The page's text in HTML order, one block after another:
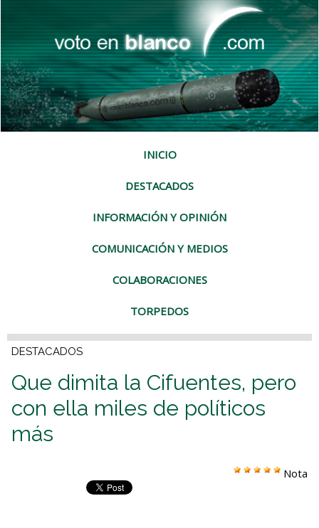
INICIO
DESTACADOS
INFORMACIÓN Y OPINIÓN
COMUNICACIÓN Y MEDIOS
COLABORACIONES
TORPEDOS
DESTACADOS
Que dimita la Cifuentes, pero
con ella miles de políticos
más
Nota